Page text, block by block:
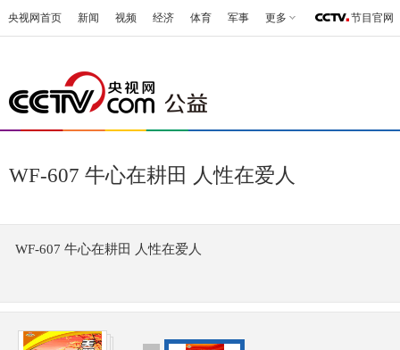
央视网首页 新闻 视频 经济 体育 军事 更多 节目官网
WF-607 牛心在耕田 人性在爱人
WF-607 牛心在耕田 人性在爱人